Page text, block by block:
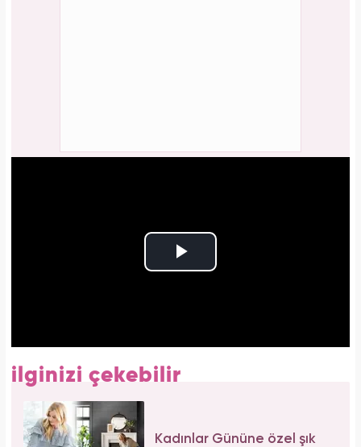
ilginizi çekebilir
Kadınlar Gününe özel şık